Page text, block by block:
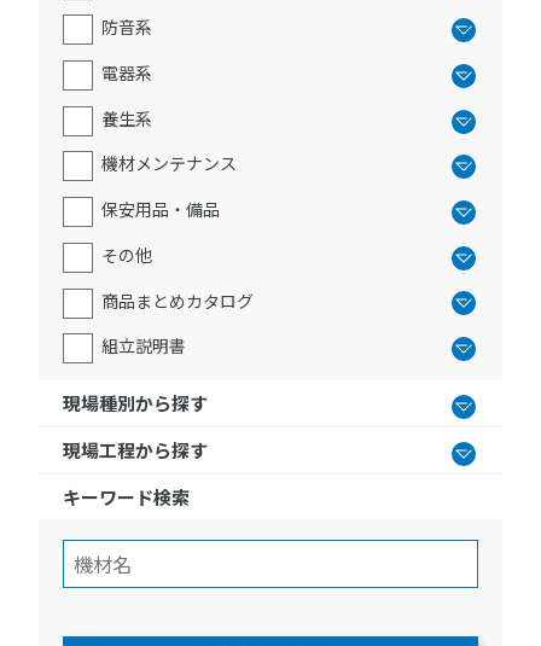
防音系
電器系
養生系
機材メンテナンス
保安用品・備品
その他
商品まとめカタログ
組立説明書
現場種別から探す
現場工程から探す
キーワード検索